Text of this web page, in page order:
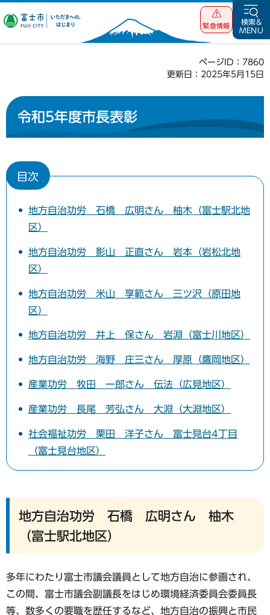
富士市 いただ
緊急情報
検索&
MENU
ページID：7860
更新日：2025年5月15日
令和5年度市長表彰
目次
地方自治功労 石橋 広明さん 柚木（富士駅北地
区）
地方自治功労 影山 正直さん 岩本（岩松北地
区）
地方自治功労 米山 享範さん 三ツ沢（原田地
区）
地方自治功労 井上 保さん 岩淵（富士川地区）
地方自治功労 海野 庄三さん 厚原（鷹岡地区）
産業功労 牧田 一郎さん 伝法（広見地区）
産業功労 長尾 芳弘さん 大淵（大淵地区）
社会福祉功労 栗田 洋子さん 富士見台4丁目
（富士見台地区）
地方自治功労 石橋 広明さん 柚木
（富士駅北地区）
多年にわたり富士市議会議員として地方自治に参画され、
この間、富士市議会副議長をはじめ環境経済委員会委員長
等、数多くの要職を歴任するなど、地方自治の振興と市民